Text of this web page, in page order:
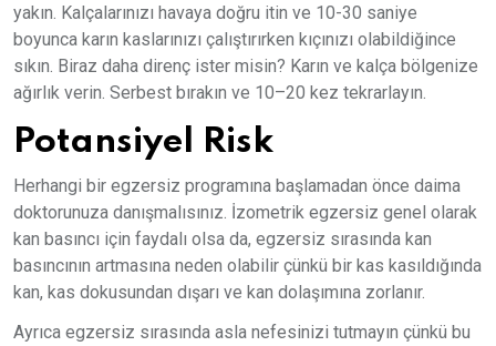
yakın. Kalçalarınızı havaya doğru itin ve 10-30 saniye
boyunca karın kaslarınızı çalıştırırken kıçınızı olabildiğince
sıkın. Biraz daha direnç ister misin? Karın ve kalça bölgenize
ağırlık verin. Serbest bırakın ve 10–20 kez tekrarlayın.
Potansiyel Risk
Herhangi bir egzersiz programına başlamadan önce daima
doktorunuza danışmalısınız. İzometrik egzersiz genel olarak
kan basıncı için faydalı olsa da, egzersiz sırasında kan
basıncının artmasına neden olabilir çünkü bir kas kasıldığında
kan, kas dokusundan dışarı ve kan dolaşımına zorlanır.
Ayrıca egzersiz sırasında asla nefesinizi tutmayın çünkü bu